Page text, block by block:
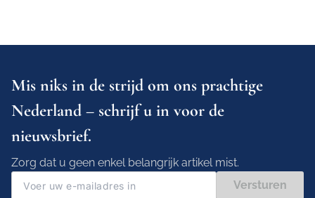
Mis niks in de strijd om ons prachtige
Nederland – schrijf u in voor de
nieuwsbrief.
Zorg dat u geen enkel belangrijk artikel mist.
Versturen